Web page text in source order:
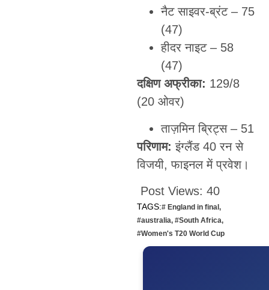
नैट साइवर-ब्रंट – 75
(47)
हीदर नाइट – 58
(47)
दक्षिण अफ्रीका: 129/8
(20 ओवर)
ताज़मिन ब्रिट्स – 51
परिणाम: इंग्लैंड 40 रन से
विजयी, फाइनल में प्रवेश।
Post Views: 40
TAGS:# England in final ,
#australia, #South Africa,
#Women's T20 World Cup